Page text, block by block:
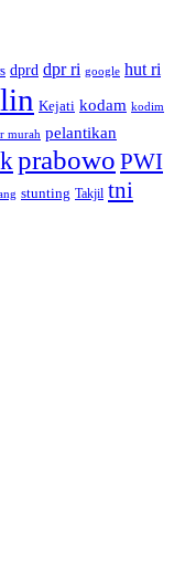
dprd dpr ri google hut ri
Kejati kodam kodim
murah pelantikan
prabowo PWI
stunting Takjil tni